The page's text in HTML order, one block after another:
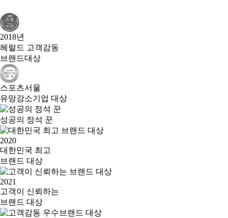
2018년
헤럴드 고객감동
브랜드대상
스포츠서울
유망강소기업 대상
성공의 정석 꾼
2020
대한민국 최고
브랜드 대상
2021
고객이 신뢰하는
브랜드 대상